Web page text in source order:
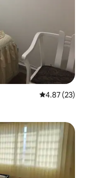
평점 4.87점(5
4.87 (23)